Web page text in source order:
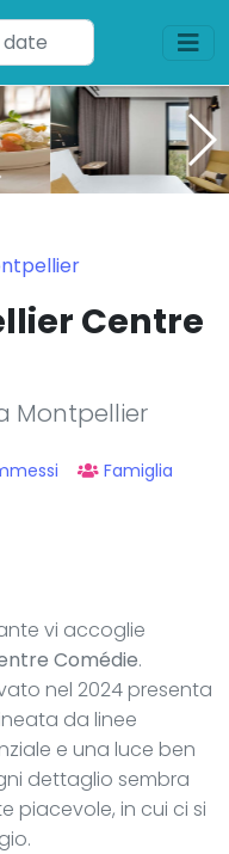
Centre
Montpellier
Famiglia
vi accoglie
Comédie.
nel 2024 presenta
da linee
e una luce ben
dettaglio sembra
piacevole, in cui ci si